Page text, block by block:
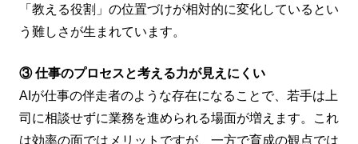
「教える役割」の位置づけが相対的に変化しているとい
う難しさが生まれています。
③ 仕事のプロセスと考える力が見えにくい
AIが仕事の伴走者のような存在になることで、若手は上
司に相談せずに業務を進められる場面が増えます。これ
は効率の面ではメリットですが、一方で育成の観点では